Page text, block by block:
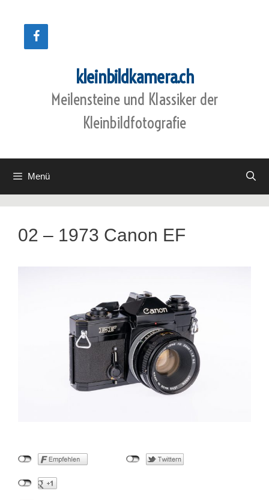
springen
kleinbildkamera.ch
Meilensteine und Klassiker der
Kleinbildfotografie
Menü
02 – 1973 Canon EF